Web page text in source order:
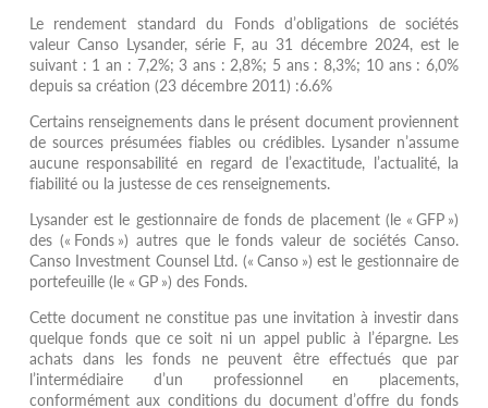
Le rendement standard du Fonds d’obligations de sociétés
valeur Canso Lysander, série F, au 31 décembre 2024, est le
suivant : 1 an : 7,2%; 3 ans : 2,8%; 5 ans : 8,3%; 10 ans : 6,0%
depuis sa création (23 décembre 2011) :6.6%
Certains renseignements dans le présent document proviennent
de sources présumées fiables ou crédibles. Lysander n’assume
aucune responsabilité en regard de l’exactitude, l’actualité, la
fiabilité ou la justesse de ces renseignements.
Lysander est le gestionnaire de fonds de placement (le « GFP »)
des (« Fonds ») autres que le fonds valeur de sociétés Canso.
Canso Investment Counsel Ltd. (« Canso ») est le gestionnaire de
portefeuille (le « GP ») des Fonds.
Cette document ne constitue pas une invitation à investir dans
quelque fonds que ce soit ni un appel public à l’épargne. Les
achats dans les fonds ne peuvent être effectués que par
l’intermédiaire d’un professionnel en placements,
conformément aux conditions du document d’offre du fonds